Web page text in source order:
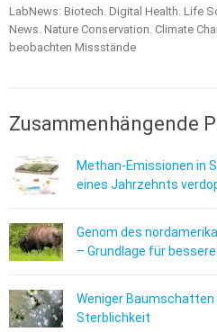
LabNews: Biotech. Digital Health. Life
News. Nature Conservation. Climate
beobachten Missstände
Zusammenhängende
Methan-Emissionen in
eines Jahrzehnts
Genom des
– Grundlage für
Weniger
Sterblichkeit